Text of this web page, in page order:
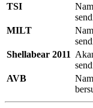
TSI
MILT
Shellabear 2011
AVB